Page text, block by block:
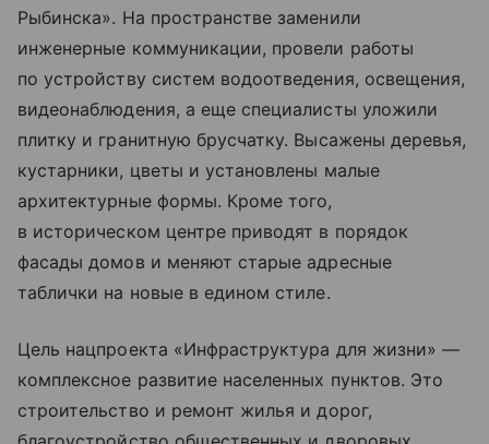
Рыбинска». На пространстве заменили
инженерные коммуникации, провели работы
по устройству систем водоотведения, освещения,
видеонаблюдения, а еще специалисты уложили
плитку и гранитную брусчатку. Высажены деревья,
кустарники, цветы и установлены малые
архитектурные формы. Кроме того,
в историческом центре приводят в порядок
фасады домов и меняют старые адресные
таблички на новые в едином стиле.
Цель нацпроекта «Инфраструктура для жизни» —
комплексное развитие населенных пунктов. Это
строительство и ремонт жилья и дорог,